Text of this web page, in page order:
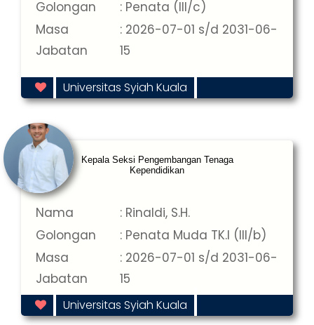
Golongan
: Penata (III/c)
Masa
Jabatan
: 2026-07-01 s/d 2031-06-
15
Universitas Syiah Kuala
Kepala Seksi Pengembangan Tenaga
Kependidikan
Nama
: Rinaldi, S.H.
Golongan
: Penata Muda TK.I (III/b)
Masa
Jabatan
: 2026-07-01 s/d 2031-06-
15
Universitas Syiah Kuala